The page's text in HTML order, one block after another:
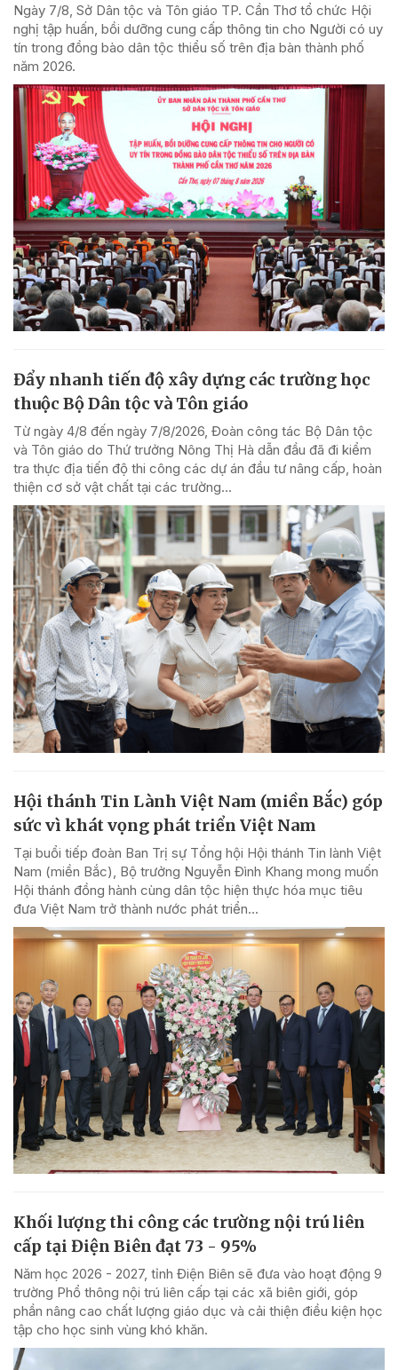
Ngày 7/8, Sở Dân tộc và Tôn giáo TP. Cần Thơ tổ chức Hội
nghị tập huấn, bồi dưỡng cung cấp thông tin cho Người có uy
tín trong đồng bào dân tộc thiểu số trên địa bàn thành phố
năm 2026.
Đẩy nhanh tiến độ xây dựng các trường học
thuộc Bộ Dân tộc và Tôn giáo
Từ ngày 4/8 đến ngày 7/8/2026, Đoàn công tác Bộ Dân tộc
và Tôn giáo do Thứ trưởng Nông Thị Hà dẫn đầu đã đi kiểm
tra thực địa tiến độ thi công các dự án đầu tư nâng cấp, hoàn
thiện cơ sở vật chất tại các trường...
Hội thánh Tin Lành Việt Nam (miền Bắc) góp
sức vì khát vọng phát triển Việt Nam
Tại buổi tiếp đoàn Ban Trị sự Tổng hội Hội thánh Tin lành Việt
Nam (miền Bắc), Bộ trưởng Nguyễn Đình Khang mong muốn
Hội thánh đồng hành cùng dân tộc hiện thực hóa mục tiêu
đưa Việt Nam trở thành nước phát triển...
Khối lượng thi công các trường nội trú liên
cấp tại Điện Biên đạt 73 - 95%
Năm học 2026 - 2027, tỉnh Điện Biên sẽ đưa vào hoạt động 9
trường Phổ thông nội trú liên cấp tại các xã biên giới, góp
phần nâng cao chất lượng giáo dục và cải thiện điều kiện học
tập cho học sinh vùng khó khăn.